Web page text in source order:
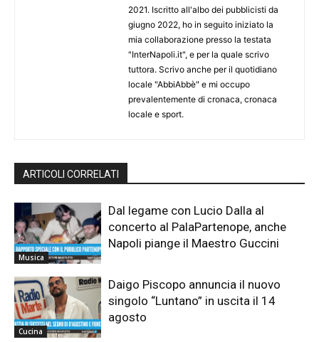
2021. Iscritto all'albo dei pubblicisti da
giugno 2022, ho in seguito iniziato la
mia collaborazione presso la testata
"InterNapoli.it", e per la quale scrivo
tuttora. Scrivo anche per il quotidiano
locale "AbbiAbbè" e mi occupo
prevalentemente di cronaca, cronaca
locale e sport.
ARTICOLI CORRELATI
Musica
Dal legame con Lucio Dalla al
concerto al PalaPartenope, anche
Napoli piange il Maestro Guccini
Cucina
Daigo Piscopo annuncia il nuovo
singolo “Luntano” in uscita il 14
agosto